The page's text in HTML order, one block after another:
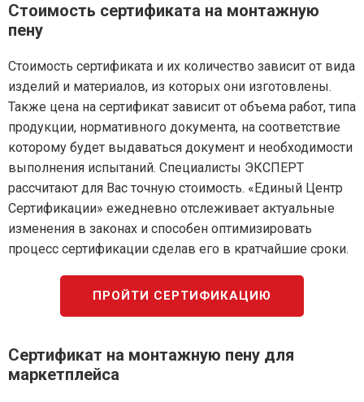
Стоимость сертификата на монтажную
пену
Стоимость сертификата и их количество зависит от вида
изделий и материалов, из которых они изготовлены.
Также цена на сертификат зависит от объема работ, типа
продукции, нормативного документа, на соответствие
которому будет выдаваться документ и необходимости
выполнения испытаний. Специалисты ЭКСПЕРТ
рассчитают для Вас точную стоимость. «Единый Центр
Сертификации» ежедневно отслеживает актуальные
изменения в законах и способен оптимизировать
процесс сертификации сделав его в кратчайшие сроки.
ПРОЙТИ СЕРТИФИКАЦИЮ
Сертификат на монтажную пену для
маркетплейса